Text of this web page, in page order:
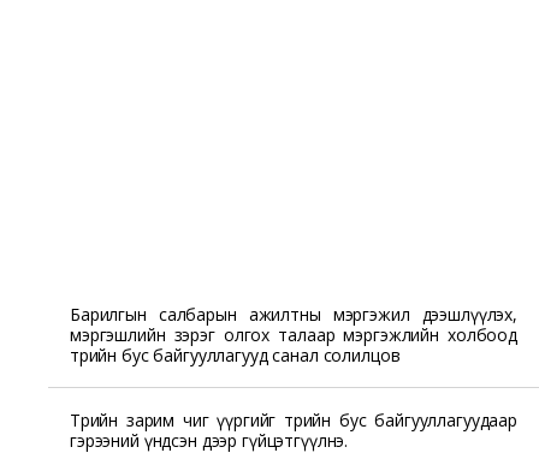
Барилгын салбарын ажилтны мэргэжил дээшлүүлэх,
мэргэшлийн зэрэг олгох талаар мэргэжлийн холбоод
төрийн бус байгууллагууд санал солилцов
Төрийн зарим чиг үүргийг төрийн бус байгууллагуудаар
гэрээний үндсэн дээр гүйцэтгүүлнэ.